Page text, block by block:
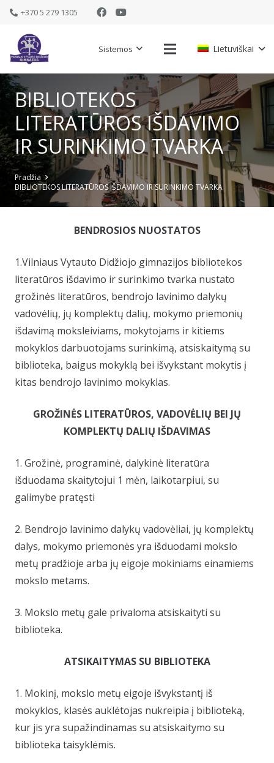
+370 5 279 1305
Sistemos Lietuviškai
BIBLIOTEKOS
LITERATŪROS IŠDAVIMO
IR SURINKIMO TVARKA
Pradžia
BIBLIOTEKOS LITERATŪROS IŠDAVIMO IR SURINKIMO TVARKA
BENDROSIOS NUOSTATOS
1.Vilniaus Vytauto Didžiojo gimnazijos bibliotekos
literatūros išdavimo ir surinkimo tvarka nustato
grožinės literatūros, bendrojo lavinimo dalykų
vadovėlių, jų komplektų dalių, mokymo priemonių
išdavimą moksleiviams, mokytojams ir kitiems
mokyklos darbuotojams surinkimą, atsiskaitymą su
biblioteka, baigus mokyklą bei išvykstant mokytis į
kitas bendrojo lavinimo mokyklas.
GROŽINĖS LITERATŪROS, VADOVĖLIŲ BEI JŲ
KOMPLEKTŲ DALIŲ IŠDAVIMAS
1. Grožinė, programinė, dalykinė literatūra
išduodama skaitytojui 1 mėn, laikotarpiui, su
galimybe pratęsti
2. Bendrojo lavinimo dalykų vadovėliai, jų komplektų
dalys, mokymo priemonės yra išduodami mokslo
metų pradžioje arba jų eigoje mokiniams einamiems
mokslo metams.
3. Mokslo metų gale privaloma atsiskaityti su
biblioteka.
ATSIKAITYMAS SU BIBLIOTEKA
1. Mokinį, mokslo metų eigoje išvykstantį iš
mokyklos, klasės auklėtojas nukreipia į biblioteką,
kur jis yra supažindinamas su atsiskaitymo su
biblioteka taisyklėmis.